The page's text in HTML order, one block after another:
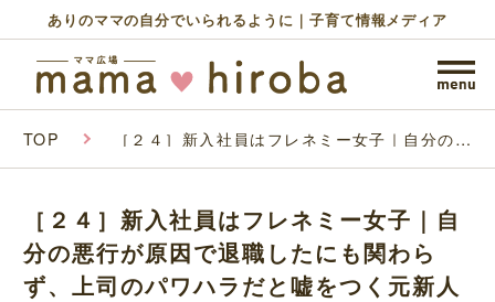
ありのママの自分でいられるように｜子育て情報メディア
TOP ［２４］新入社員はフレネミー女子｜自分の悪
ハラだと嘘をつく元新人
［２４］新入社員はフレネミー女子｜自
分の悪行が原因で退職したにも関わら
ず、上司のパワハラだと嘘をつく元新人